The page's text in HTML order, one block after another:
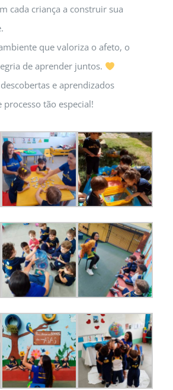
cada criança a construir sua
que valoriza o afeto, o
de aprender juntos.
e aprendizados
tão especial!